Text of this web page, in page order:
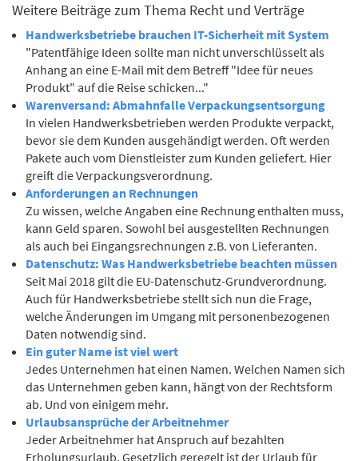
Weitere Beiträge zum Thema Recht und Verträge
Handwerksbetriebe brauchen IT-Sicherheit mit System
"Patentfähige Ideen sollte man nicht unverschlüsselt als
Anhang an eine E-Mail mit dem Betreff "Idee für neues
Produkt" auf die Reise schicken..."
Warenversand: Abmahnfalle Verpackungsentsorgung
In vielen Handwerksbetrieben werden Produkte verpackt,
bevor sie dem Kunden ausgehändigt werden. Oft werden
Pakete auch vom Dienstleister zum Kunden geliefert. Hier
greift die Verpackungsverordnung.
Anforderungen an Rechnungen
Zu wissen, welche Angaben eine Rechnung enthalten muss,
kann Geld sparen. Sowohl bei ausgestellten Rechnungen
als auch bei Eingangsrechnungen z.B. von Lieferanten.
Datenschutz: Was Handwerksbetriebe beachten müssen
Seit Mai 2018 gilt die EU-Datenschutz-Grundverordnung.
Auch für Handwerksbetriebe stellt sich nun die Frage,
welche Änderungen im Umgang mit personenbezogenen
Daten notwendig sind.
Ein guter Name ist viel wert
Jedes Unternehmen hat einen Namen. Welchen Namen sich
das Unternehmen geben kann, hängt von der Rechtsform
ab. Und von einigem mehr.
Urlaubsansprüche der Arbeitnehmer
Jeder Arbeitnehmer hat Anspruch auf bezahlten
Erholungsurlaub. Gesetzlich geregelt ist der Urlaub für